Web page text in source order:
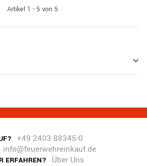
Artikel 1 - 5 von 5
+49 2403 88345-0
info@feuerwehreinkauf.de
ERFAHREN? Über Uns